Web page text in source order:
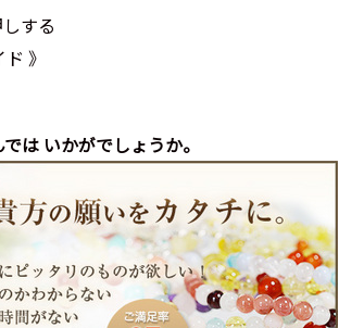
する
》
は いかがでしょうか。